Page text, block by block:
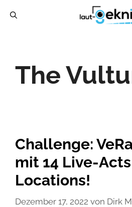
The
Challenge:
mit 14 Live-Acts
Locations!
Dezember 17, 2022 von Dirk